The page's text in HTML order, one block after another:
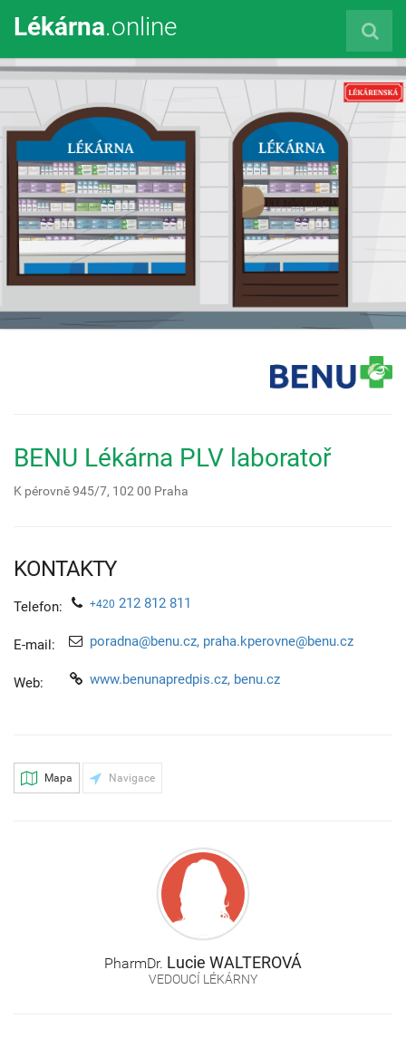
Lékárna.online
BENU Lékárna PLV laboratoř
K pérovně 945/7, 102 00 Praha
KONTAKTY
Telefon: +420 212 812 811
E-mail: poradna@benu.cz, praha.kperovne@benu.cz
Web: www.benunapredpis.cz, benu.cz
Mapa Navigace
PharmDr. Lucie WALTEROVÁ
VEDOUCÍ LÉKÁRNY